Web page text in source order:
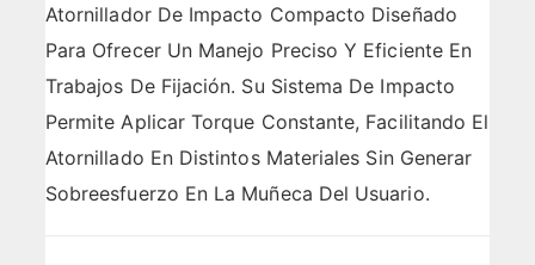
Atornillador De Impacto Compacto Diseñado
Para Ofrecer Un Manejo Preciso Y Eficiente En
Trabajos De Fijación. Su Sistema De Impacto
Permite Aplicar Torque Constante, Facilitando El
Atornillado En Distintos Materiales Sin Generar
Sobreesfuerzo En La Muñeca Del Usuario.